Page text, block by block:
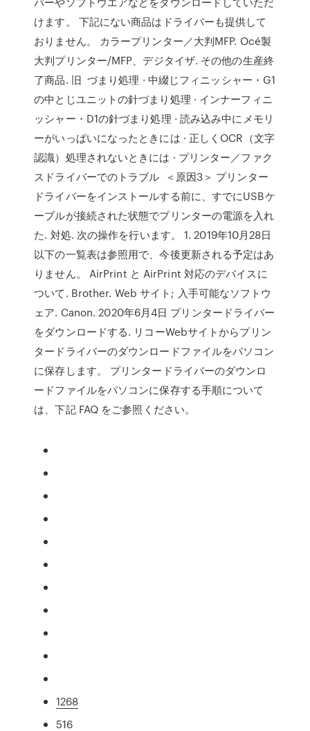
けます。 下記にない商品はドライバーも提供して
おりません。 カラープリンター／大判MFP. Océ製
大判プリンター/MFP、デジタイザ. その他の生産終
了商品. 旧 づまり処理 · 中綴じフィニッシャー・G1
の中とじユニットの針づまり処理 · インナーフィニ
ッシャー・D1の針づまり処理 · 読み込み中にメモリ
ーがいっぱいになったときには · 正しくOCR（文字
認識）処理されないときには · プリンター／ファク
スドライバーでのトラブル ＜原因3＞ プリンター
ドライバーをインストールする前に、すでにUSBケ
ーブルが接続された状態でプリンターの電源を入れ
た. 対処. 次の操作を行います。 1. 2019年10月28日
以下の一覧表は参照用で、今後更新される予定はあ
りません。 AirPrint と AirPrint 対応のデバイスに
ついて. Brother. Web サイト; 入手可能なソフトウ
ェア. Canon. 2020年6月4日 プリンタードライバー
をダウンロードする. リコーWebサイトからプリン
タードライバーのダウンロードファイルをパソコン
に保存します。 プリンタードライバーのダウンロ
ードファイルをパソコンに保存する手順について
は、下記 FAQ をご参照ください。
1268
516